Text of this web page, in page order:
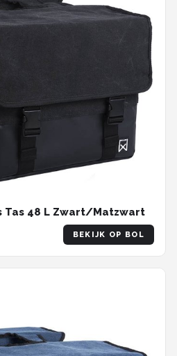
Tas 48 L Zwart/Matzwart
BEKIJK OP BOL